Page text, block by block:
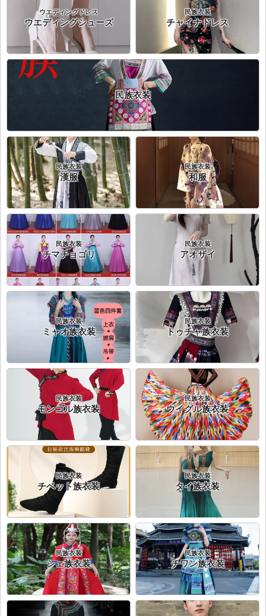
ウエディングドレス
ウエディングシューズ
民族衣装
民族衣装
チャイナドレス
民族衣装
漢服
民族衣装
和服
民族衣装
チマチョゴリ
民族衣装
アオザイ
民族衣装
ミャオ族衣装
民族衣装
トゥチャ族衣装
民族衣装
モンゴル族衣装
民族衣装
ウイグル族衣装
民族衣装
チベット族衣装
民族衣装
タイ族衣装
民族衣装
シェ族衣装
民族衣装
チワン族衣装